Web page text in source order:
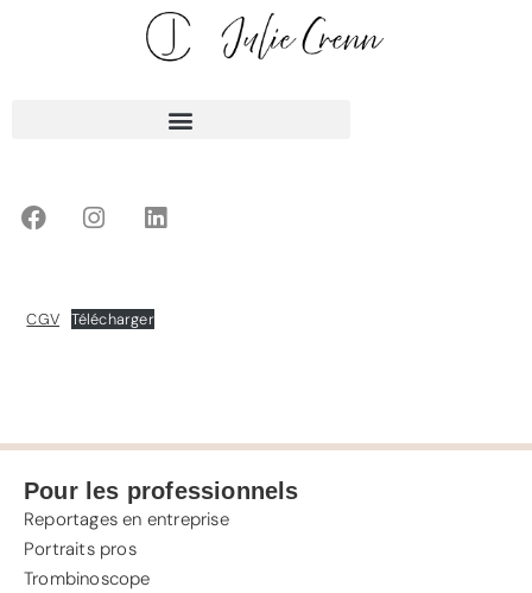
CGV Télécharger
Pour les professionnels
Reportages en entreprise
Portraits pros
Trombinoscope